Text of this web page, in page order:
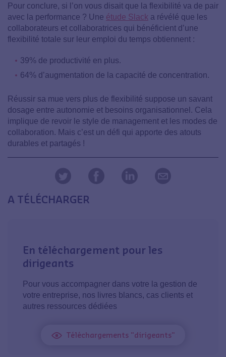
Pour conclure, si l’on vous disait que la flexibilité va de pair
avec la performance ? Une étude Slack a révélé que les
collaborateurs et collaboratrices qui bénéficient d’une
flexibilité totale sur leur emploi du temps obtiennent :
39% de productivité en plus.
64% d’augmentation de la capacité de concentration.
Réussir sa mue vers plus de flexibilité suppose un savant
dosage entre autonomie et besoins organisationnel. Cela
implique de revoir le style de management et les modes de
collaboration. Mais c’est un défi qui apporte des atouts
durables et partagés !
A TÉLÉCHARGER
En téléchargement pour les
dirigeants
Pour vous accompagner dans votre la gestion de
votre entreprise, nos livres blancs, cas clients et
autres ressources dédiées
Téléchargements "dirigeants"